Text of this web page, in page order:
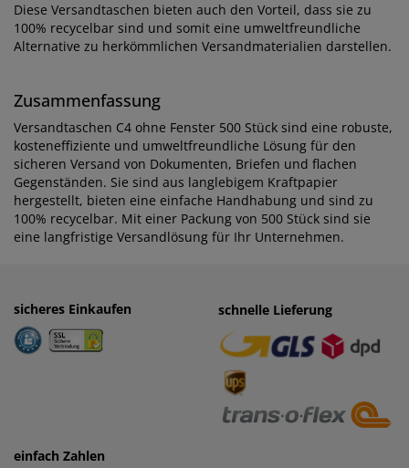
Diese Versandtaschen bieten auch den Vorteil, dass sie zu
100% recycelbar sind und somit eine umweltfreundliche
Alternative zu herkömmlichen Versandmaterialien darstellen.
Zusammenfassung
Versandtaschen C4 ohne Fenster 500 Stück sind eine robuste,
kosteneffiziente und umweltfreundliche Lösung für den
sicheren Versand von Dokumenten, Briefen und flachen
Gegenständen. Sie sind aus langlebigem Kraftpapier
hergestellt, bieten eine einfache Handhabung und sind zu
100% recycelbar. Mit einer Packung von 500 Stück sind sie
eine langfristige Versandlösung für Ihr Unternehmen.
sicheres Einkaufen einfaches Zahlen
· Rechnung
· Vorkasse
schnelle Lieferung
einfach Zahlen